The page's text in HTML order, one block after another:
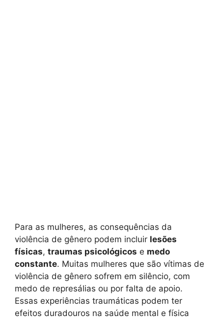
Para as mulheres, as consequências da
violência de gênero podem incluir lesões
físicas, traumas psicológicos e medo
constante. Muitas mulheres que são vítimas de
violência de gênero sofrem em silêncio, com
medo de represálias ou por falta de apoio.
Essas experiências traumáticas podem ter
efeitos duradouros na saúde mental e física